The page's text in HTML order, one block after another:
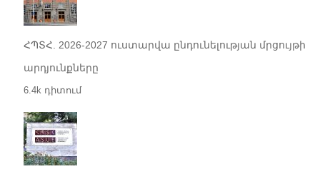
ՀՊՏՀ. 2026-2027 ուստարվա ընդունելության մրցույթի
արդյունքները
6.4k դիտում